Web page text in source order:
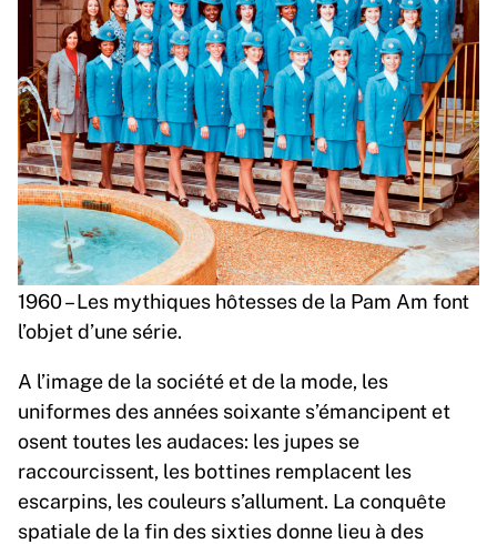
1960 – Les mythiques hôtesses de la Pam Am font
l’objet d’une série.
A l’image de la société et de la mode, les
uniformes des années soixante s’émancipent et
osent toutes les audaces: les jupes se
raccourcissent, les bottines remplacent les
escarpins, les couleurs s’allument. La conquête
spatiale de la fin des sixties donne lieu à des